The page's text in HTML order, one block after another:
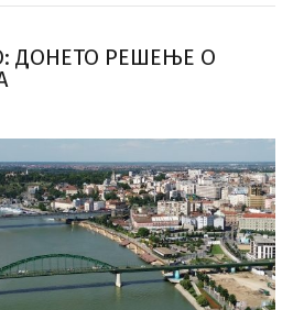
ДОНЕТО РЕШЕЊЕ О